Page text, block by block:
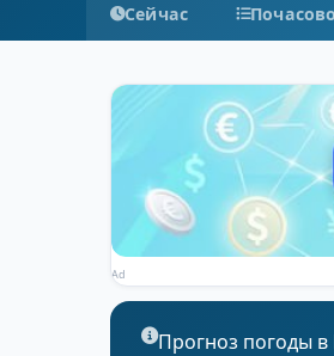
Сейчас
Ad
Прогноз погоды в